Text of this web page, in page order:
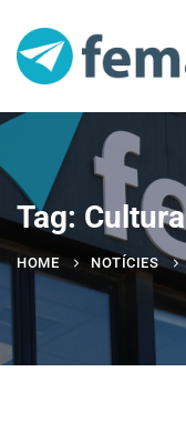
Tag: Cultura
HOME NOTÍCIES